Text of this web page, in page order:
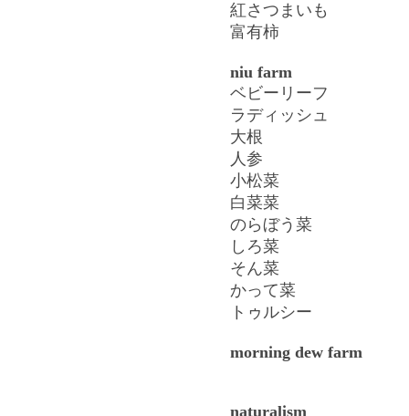
紅さつまいも
富有柿
niu farm
ベビーリーフ
ラディッシュ
大根
人参
小松菜
白菜菜
のらぼう菜
しろ菜
そん菜
かって菜
トゥルシー
morning dew farm
naturalism